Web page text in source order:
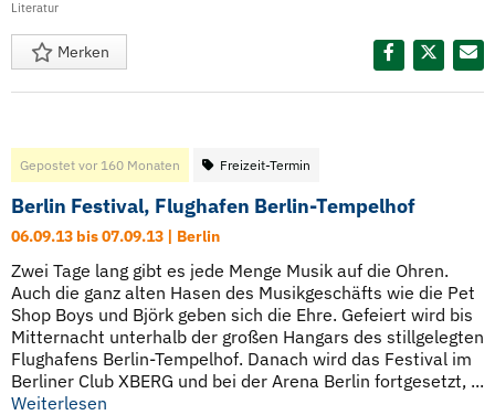
Literatur
Merken
Gepostet vor 160 Monaten Freizeit-Termin
Berlin Festival, Flughafen Berlin-Tempelhof
06.09.13 bis 07.09.13 | Berlin
Zwei Tage lang gibt es jede Menge Musik auf die Ohren.
Auch die ganz alten Hasen des Musikgeschäfts wie die Pet
Shop Boys und Björk geben sich die Ehre. Gefeiert wird bis
Mitternacht unterhalb der großen Hangars des stillgelegten
Flughafens Berlin-Tempelhof. Danach wird das Festival im
Berliner Club XBERG und bei der Arena Berlin fortgesetzt, ...
Weiterlesen